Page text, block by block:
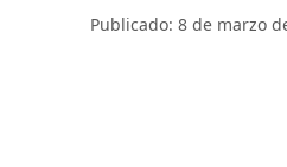
Publicado: 8 de marzo